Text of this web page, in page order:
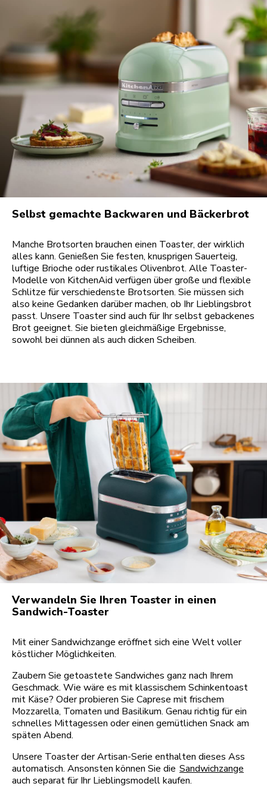
Selbst gemachte Backwaren und Bäckerbrot
Manche Brotsorten brauchen einen Toaster, der wirklich
alles kann. Genießen Sie festen, knusprigen Sauerteig,
luftige Brioche oder rustikales Olivenbrot. Alle Toaster-
Modelle von KitchenAid verfügen über große und flexible
Schlitze für verschiedenste Brotsorten. Sie müssen sich
also keine Gedanken darüber machen, ob Ihr Lieblingsbrot
passt. Unsere Toaster sind auch für Ihr selbst gebackenes
Brot geeignet. Sie bieten gleichmäßige Ergebnisse,
sowohl bei dünnen als auch dicken Scheiben.
Verwandeln Sie Ihren Toaster in einen
Sandwich-Toaster
Mit einer Sandwichzange eröffnet sich eine Welt voller
köstlicher Möglichkeiten.
Zaubern Sie getoastete Sandwiches ganz nach Ihrem
Geschmack. Wie wäre es mit klassischem Schinkentoast
mit Käse? Oder probieren Sie Caprese mit frischem
Mozzarella, Tomaten und Basilikum. Genau richtig für ein
schnelles Mittagessen oder einen gemütlichen Snack am
späten Abend.
Unsere Toaster der Artisan-Serie enthalten dieses Ass
automatisch. Ansonsten können Sie die Sandwichzange
auch separat für Ihr Lieblingsmodell kaufen.